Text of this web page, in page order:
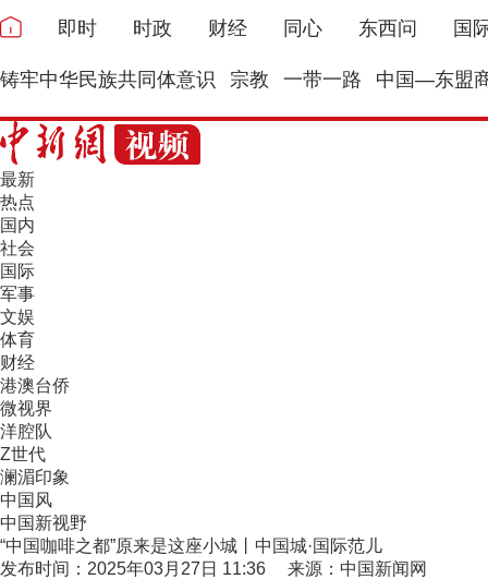
即时 时政 财经 同心 东西问 国
铸牢中华民族共同体意识 宗教 一带一路 中国—东盟
最新
热点
国内
社会
国际
军事
文娱
体育
财经
港澳台侨
微视界
洋腔队
Z世代
澜湄印象
中国风
中国新视野
“中国咖啡之都”原来是这座小城丨中国城·国际范儿
发布时间：2025年03月27日 11:36 来源：中国新闻网